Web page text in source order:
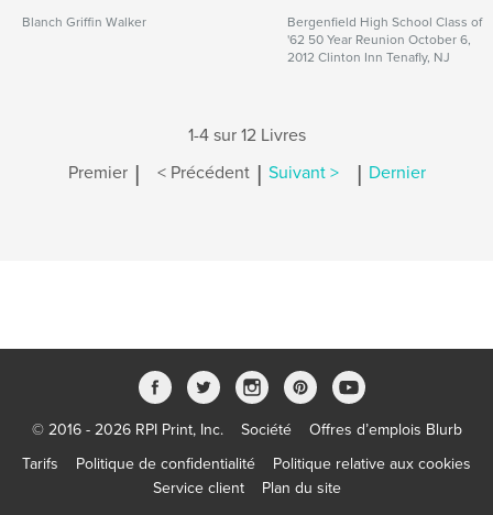
Blanch Griffin Walker
Bergenfield High School Class of
'62 50 Year Reunion October 6,
2012 Clinton Inn Tenafly, NJ
1-4 sur 12 Livres
Premier | < Précédent | Suivant > | Dernier
© 2016 - 2026 RPI Print, Inc. Société
Offres d’emplois Blurb
Tarifs
Politique de confidentialité
Politique relative aux cookies
Service client
Plan du site